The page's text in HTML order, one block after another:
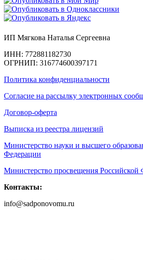
ИП Мягкова Наталья Сергеевна
ИНН: 772881182730
ОГРНИП: 316774600397171
Политика конфиденциальности
Согласие на рассылку электронных
Договор-оферта
Выписка из реестра лицензий
Министерство науки и высшего
Федерации
Министерство просвещения Российской
Контакты:
info@sadponovomu.ru